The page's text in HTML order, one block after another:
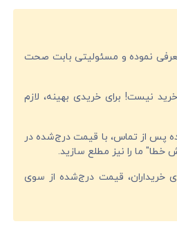
معرفی نموده و مسئولیتی بابت صحت
نیست! برای خریدی بهینه، لازم
پس از تماس، با قیمت درج‌شده در
خطا" ما را نیز مطلع سازید.
خطا از سوی خریداران، قیمت درج‌شده از سوی